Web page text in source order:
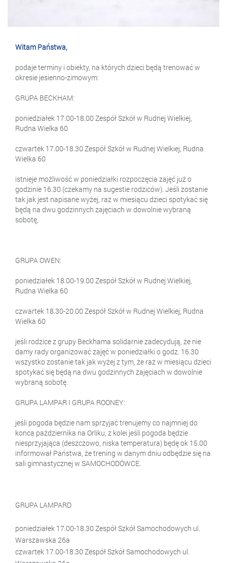
Witam Państwa,
podaje terminy i obiekty, na których dzieci będą trenować w
okresie jesienno-zimowym:
GRUPA BECKHAM:
poniedziałek 17.00-18.00 Zespół Szkół w Rudnej Wielkiej,
Rudna Wielka 60
czwartek 17.00-18.30 Zespół Szkół w Rudnej Wielkiej, Rudna
Wielka 60
istnieje możliwość w poniedziałki rozpoczęcia zajęć już o
godzinie 16.30 (czekamy na sugestie rodziców). Jeśli zostanie
tak jak jest napisane wyżej, raz w miesiącu dzieci spotykać się
będą na dwu godzinnych zajęciach w dowolnie wybraną
sobotę,
GRUPA OWEN:
poniedziałek 18.00-19.00 Zespół Szkół w Rudnej Wielkiej,
Rudna Wielka 60
czwartek 18.30-20.00 Zespół Szkół w Rudnej Wielkiej, Rudna
Wielka 60
jeśli rodzice z grupy Beckhama solidarnie zadecydują, że nie
damy rady organizować zajęć w poniedziałki o godz. 16.30
wszystko zostanie tak jak wyżej z tym, że raz w miesiącu dzieci
spotykać się będą na dwu godzinnych zajęciach w dowolnie
wybraną sobotę.
GRUPA LAMPAR I GRUPA ROONEY:
jeśli pogoda będzie nam sprzyjać trenujemy co najmniej do
konca pażdziernika na Orliku, z kolei jeśli pogoda będzie
niesprzyjająca (deszczowo, niska temperatura) będę ok 15.00
informował Państwa, że trening w danym dniu odbędzie się na
sali gimnastycznej w SAMOCHODÓWCE.
GRUPA LAMPARD
poniedziałek 17.00-18.30 Zespół Szkół Samochodowych ul.
Warszawska 26a
czwartek 17.00-18.30 Zespół Szkół Samochodowych ul.